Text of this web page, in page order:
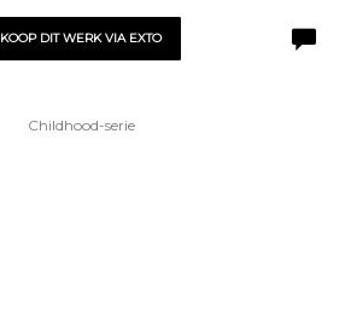
KOOP DIT WERK VIA EXTO
Childhood-serie